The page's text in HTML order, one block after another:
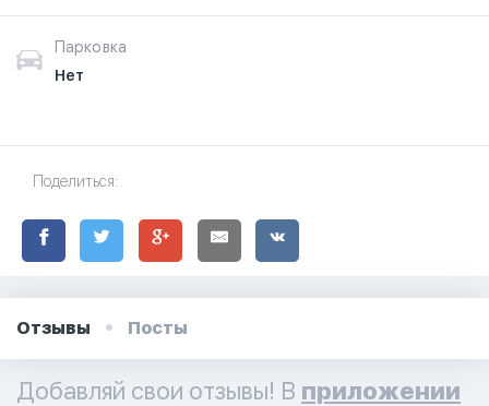
Парковка
Нет
Поделиться:
Отзывы Посты
Добавляй свои отзывы! В приложении